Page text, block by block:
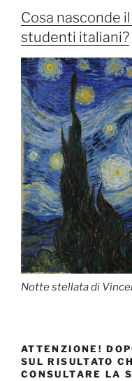
Cosa nasconde
studenti italiani?
Notte stellata di
ATTENZIONE!
SUL RISULTATO
CONSULTARE LA